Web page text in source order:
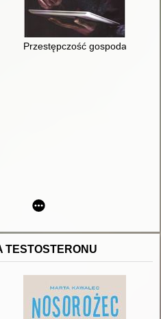
Przestępczość gospodarcza :
przemian socjokulturowych :
TESTOSTERONU